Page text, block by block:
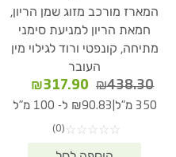
המארז מורכב מזוג שמן הריון,
חמאת הריון למניעת סימני
מתיחה, קונפטי ורוד לגילוי מין
העובר
₪438.30
המחיר
המקורי
₪438.30.
₪317.90
המחיר
הנוכחי
350 מ"ל ₪90.83 ל- 100 מ"ל
☆
☆
☆
☆
☆
(0)